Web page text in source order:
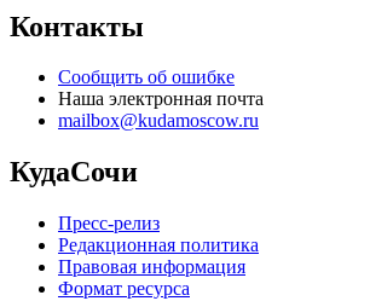
Контакты
Сообщить об ошибке
Наша электронная почта
mailbox@kudamoscow.ru
КудаСочи
Пресс-релиз
Редакционная политика
Правовая информация
Формат ресурса